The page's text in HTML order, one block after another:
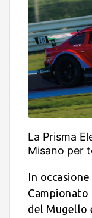
La Prisma
Misano per
In
del Mugello